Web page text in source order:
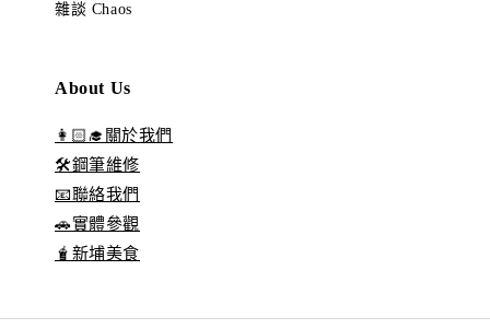
雜談 Chaos
About Us
👩🏻‍🎓關於我們
🛠️鋼筆維修
📧聯絡我們
🚗實體參觀
🧋新埔美食